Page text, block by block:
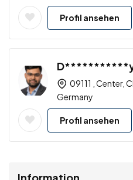
Profil ansehen
09111 , Center,
Germany
Profil ansehen
Information